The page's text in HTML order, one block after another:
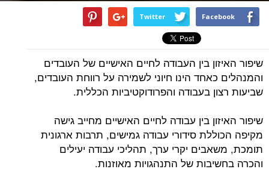
Facebook
Twitter
שיפור האיזון בין העבודה לחיים האישיים של העובדים
והמנהלים כאחד הינו חיוני לשמירה על רווחת העובדים,
שביעות רצון בעבודה והפרודוקטיביות הכללית.
שיפור האיזון בין עבודה לחיים האישיים מחייב גישה
מקיפה הכוללת סידורי עבודה גמישים, תרבות ארגונית
תומכת, משאבים יקרי ערך, תהליכי עבודה יעילים
והכרה בחשיבות של התנהגויות מאוזנות.